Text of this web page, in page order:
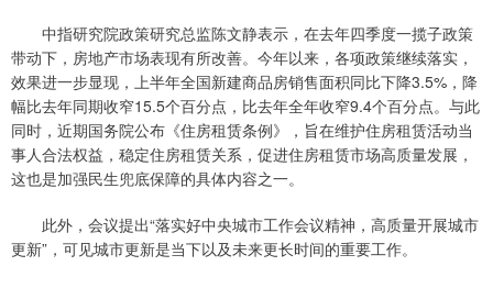
中指研究院政策研究总监陈文静表示，在去年四季度一揽子政策
带动下，房地产市场表现有所改善。今年以来，各项政策继续落实，
效果进一步显现，上半年全国新建商品房销售面积同比下降3.5%，降
幅比去年同期收窄15.5个百分点，比去年全年收窄9.4个百分点。与此
同时，近期国务院公布《住房租赁条例》，旨在维护住房租赁活动当
事人合法权益，稳定住房租赁关系，促进住房租赁市场高质量发展，
这也是加强民生兜底保障的具体内容之一。
此外，会议提出“落实好中央城市工作会议精神，高质量开展城市
更新”，可见城市更新是当下以及未来更长时间的重要工作。